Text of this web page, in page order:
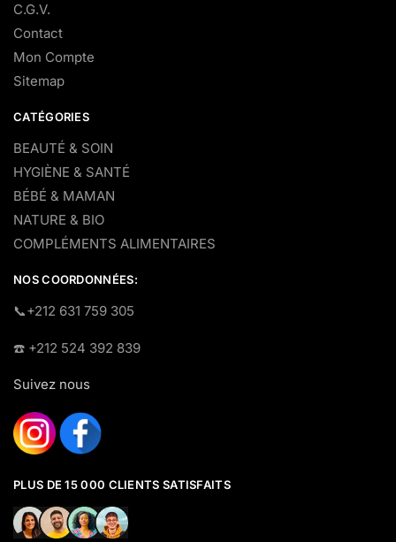
C.G.V.
Contact
Mon Compte
Sitemap
CATÉGORIES
BEAUTÉ & SOIN
HYGIÈNE & SANTÉ
BÉBÉ & MAMAN
NATURE & BIO
COMPLÉMENTS ALIMENTAIRES
NOS COORDONNÉES:
​📞+212 631 759 305
☎️​ +212 524 392 839
Suivez nous
PLUS DE 15 000 CLIENTS SATISFAITS